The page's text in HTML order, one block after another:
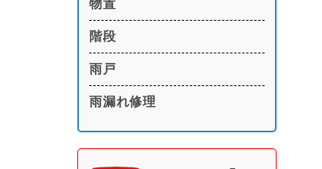
物置
階段
雨戸
雨漏れ修理